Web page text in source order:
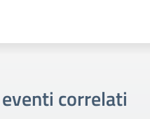
correlati